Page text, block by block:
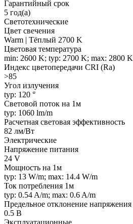
Гарантийный срок
5 год(а)
Светотехнические
Цвет свечения
Warm | Тёплый 2700 K
Цветовая температура
min: 2600 K; typ: 2700 K; max: 2800 K
Индекс цветопередачи CRI (Ra)
>85
Угол излучения
typ: 120 °
Световой поток на 1м
typ: 1060 lm/m
Расчетная световая эффективность
82 лм/Вт
Электрические
Напряжение питания
24 V
Мощность на 1м
typ: 13 W/m; max: 14.4 W/m
Ток потребления 1м
typ: 0.54 A/m; max: 0.6 A/m
Предельное отклонение напряжения
0.5 В